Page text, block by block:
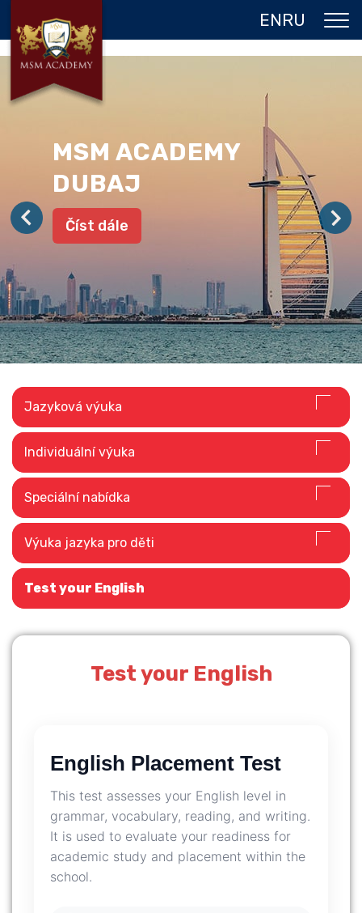
ENRU
O NÁS
DVOJITÝ DIPLOM
GALERIE
REFERENCE
KONTAKT
MSM ACADEMY
DUBAJ
Číst dále
STUDIUM V
ZAHRANIČÍ
Číst dále
Jazyková výuka
Individuální výuka
Speciální nabídka
Výuka jazyka pro děti
Test your English
Test your English
English Placement Test
This test assesses your English level in
grammar, vocabulary, reading, and writing.
It is used to evaluate your readiness for
academic study and placement within the
school.